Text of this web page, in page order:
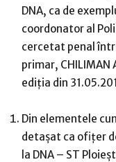
DNA, ca de
coordonator al
cercetat penal
primar, CHILIMAN
ediţia din
Din elementele
detaşat ca ofiţer
la DNA – ST